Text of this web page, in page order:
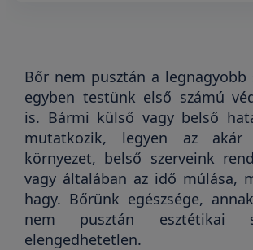
Bőr nem pusztán a legnagyobb
egyben testünk első számú
is. Bármi külső vagy belső
mutatkozik, legyen az akár
környezet, belső szerveink
vagy általában az idő múlása,
hagy. Bőrünk egészsége,
nem pusztán esztétikai
elengedhetetlen.